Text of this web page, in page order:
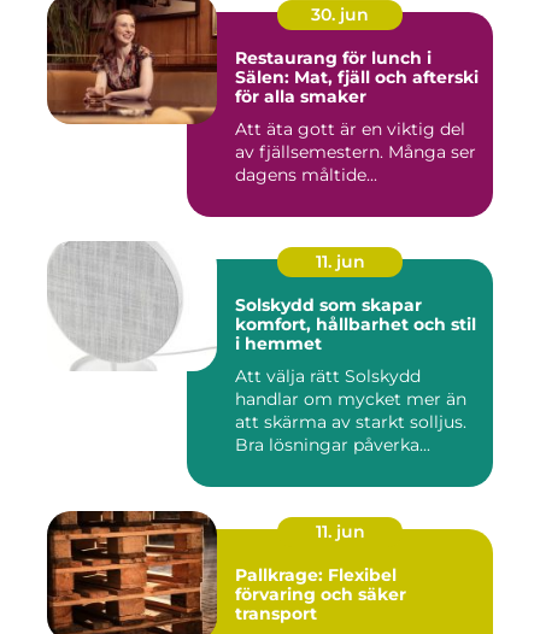
30. jun
Restaurang för lunch i
Sälen: Mat, fjäll och afterski
för alla smaker
Att äta gott är en viktig del
av fjällsemestern. Många ser
dagens måltide...
11. jun
Solskydd som skapar
komfort, hållbarhet och stil
i hemmet
Att välja rätt Solskydd
handlar om mycket mer än
att skärma av starkt solljus.
Bra lösningar påverka...
11. jun
Pallkrage: Flexibel
förvaring och säker
transport